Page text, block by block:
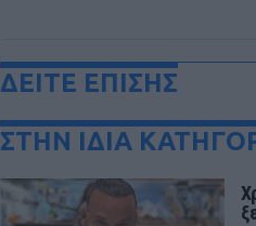
ΔΕΙΤΕ ΕΠΙΣΗΣ
ΣΤΗΝ ΙΔΙΑ